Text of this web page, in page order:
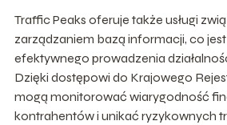
Traffic Peaks oferuje także usługi
zarządzaniem bazą informacji, co
efektywnego prowadzenia
Dzięki dostępowi do Krajowego
mogą monitorować wiarygodność
kontrahentów i unikać ryzykownych